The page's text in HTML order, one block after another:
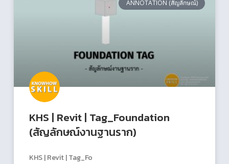
ANNOTATION (สัญลักษณ์)
KHS | Revit | Tag_Foundation
(สัญลักษณ์งานฐานราก)
KHS | Revit | Tag_Fo